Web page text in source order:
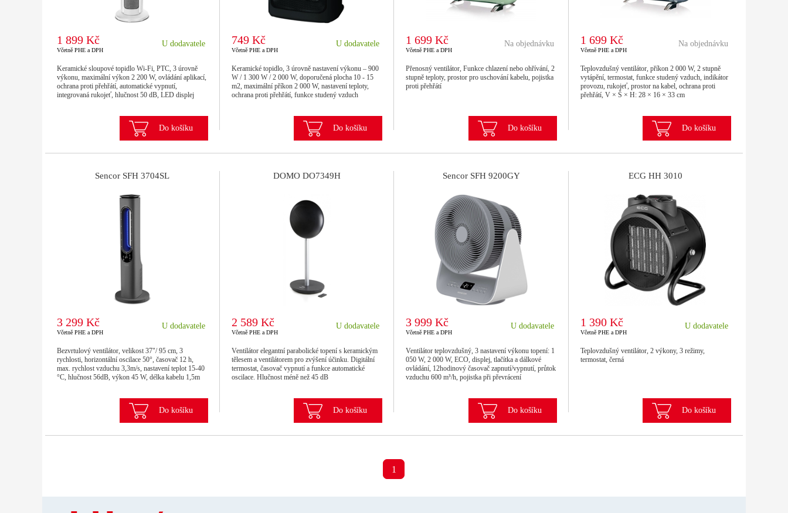
1 899 Kč
Včetně PHE a DPH
U dodavatele
Keramické sloupové topidlo Wi-Fi, PTC, 3 úrovně
výkonu, maximální výkon 2 200 W, ovládání aplikací,
ochrana proti přehřátí, automatické vypnutí,
integrovaná rukojeť, hlučnost 50 dB, LED displej
Do košíku
749 Kč
Včetně PHE a DPH
U dodavatele
Keramické topidlo, 3 úrovně nastavení výkonu – 900
W / 1 300 W / 2 000 W, doporučená plocha 10 - 15
m2, maximální příkon 2 000 W, nastavení teploty,
ochrana proti přehřátí, funkce studený vzduch
Do košíku
1 699 Kč
Včetně PHE a DPH
Na objednávku
Přenosný ventilátor, Funkce chlazení nebo ohřívání, 2
stupně teploty, prostor pro uschování kabelu, pojistka
proti přehřátí
Do košíku
1 699 Kč
Včetně PHE a DPH
Na objednávku
Teplovzdušný ventilátor, příkon 2 000 W, 2 stupně
vytápění, termostat, funkce studený vzduch, indikátor
provozu, rukojeť, prostor na kabel, ochrana proti
přehřátí, V × Š × H: 28 × 16 × 33 cm
Do košíku
Sencor SFH 3704SL
3 299 Kč
Včetně PHE a DPH
U dodavatele
Bezvrtulový ventilátor, velikost 37"/ 95 cm, 3
rychlosti, horizontální oscilace 50°, časovač 12 h,
max. rychlost vzduchu 3,3m/s, nastavení teplot 15-40
°C, hlučnost 56dB, výkon 45 W, délka kabelu 1,5m
Do košíku
DOMO DO7349H
2 589 Kč
Včetně PHE a DPH
U dodavatele
Ventilátor elegantní parabolické topení s keramickým
tělesem a ventilátorem pro zvýšení účinku. Digitální
termostat, časovač vypnutí a funkce automatické
oscilace. Hlučnost méně než 45 dB
Do košíku
Sencor SFH 9200GY
3 999 Kč
Včetně PHE a DPH
U dodavatele
Ventilátor teplovzdušný, 3 nastavení výkonu topení: 1
050 W, 2 000 W, ECO, displej, tlačítka a dálkové
ovládání, 12hodinový časovač zapnutí/vypnutí, průtok
vzduchu 600 m³/h, pojistka při převrácení
Do košíku
ECG HH 3010
1 390 Kč
Včetně PHE a DPH
U dodavatele
Teplovzdušný ventilátor, 2 výkony, 3 režimy,
termostat, černá
Do košíku
1